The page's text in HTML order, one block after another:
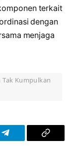
terkait
dengan
menjaga
Kumpulkan
Telegram
Copy